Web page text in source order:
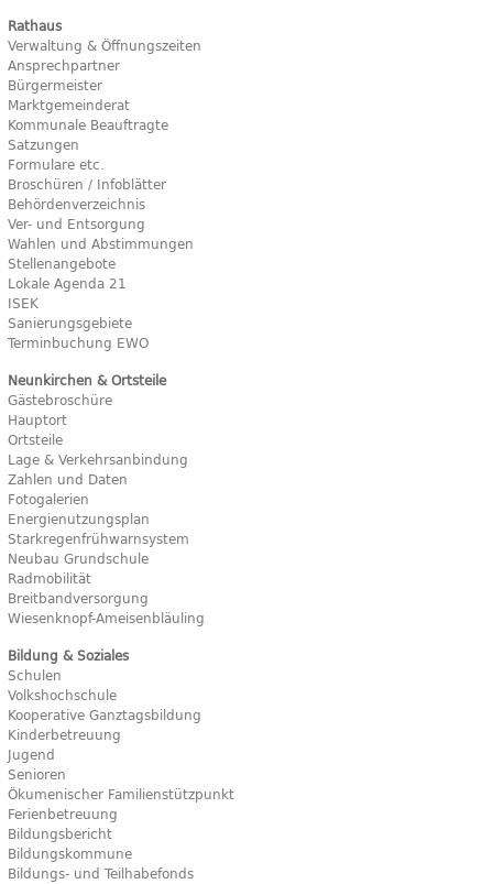
Rathaus
Verwaltung & Öffnungszeiten
Ansprechpartner
Bürgermeister
Marktgemeinderat
Kommunale Beauftragte
Satzungen
Formulare etc.
Broschüren / Infoblätter
Behördenverzeichnis
Ver- und Entsorgung
Wahlen und Abstimmungen
Stellenangebote
Lokale Agenda 21
ISEK
Sanierungsgebiete
Terminbuchung EWO
Neunkirchen & Ortsteile
Gästebroschüre
Hauptort
Ortsteile
Lage & Verkehrsanbindung
Zahlen und Daten
Fotogalerien
Energienutzungsplan
Starkregenfrühwarnsystem
Neubau Grundschule
Radmobilität
Breitbandversorgung
Wiesenknopf-Ameisenbläuling
Bildung & Soziales
Schulen
Volkshochschule
Kooperative Ganztagsbildung
Kinderbetreuung
Jugend
Senioren
Ökumenischer Familienstützpunkt
Ferienbetreuung
Bildungsbericht
Bildungskommune
Bildungs- und Teilhabefonds